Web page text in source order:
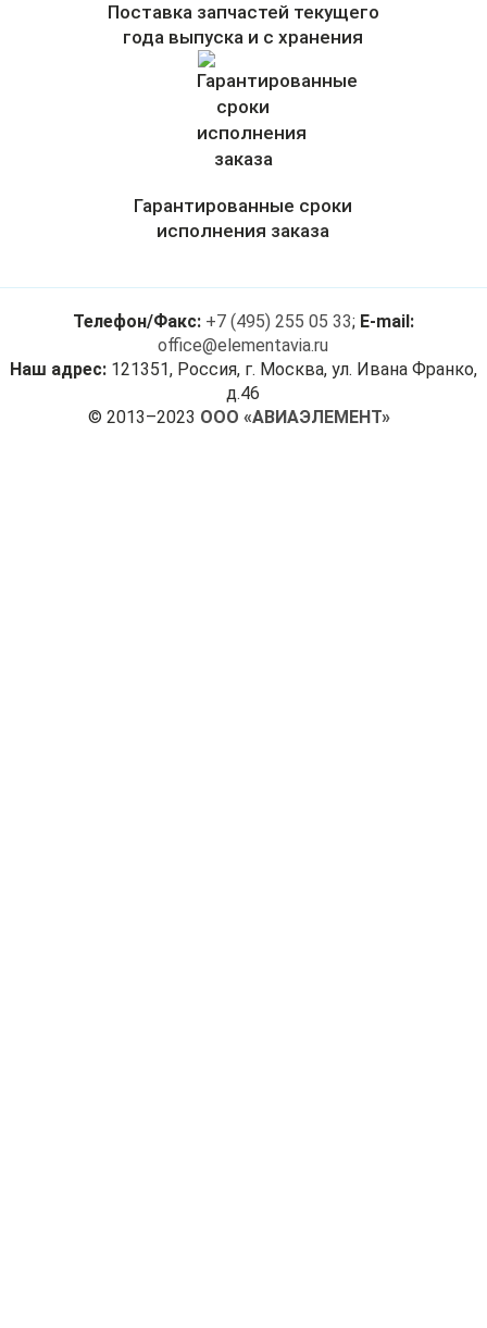
Поставка запчастей текущего
года выпуска и с хранения
Гарантированные сроки
исполнения заказа
Телефон/Факс: +7 (495) 255 05 33; E-mail:
office@elementavia.ru
Наш адрес: 121351, Россия, г. Москва, ул. Ивана Франко,
д.46
© 2013–2023 ООО «АВИАЭЛЕМЕНТ»